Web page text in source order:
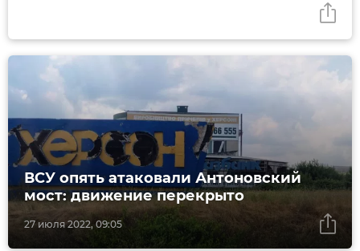
27 июля 2022, 09:05
ВСУ опять атаковали Антоновский
мост: движение перекрыто